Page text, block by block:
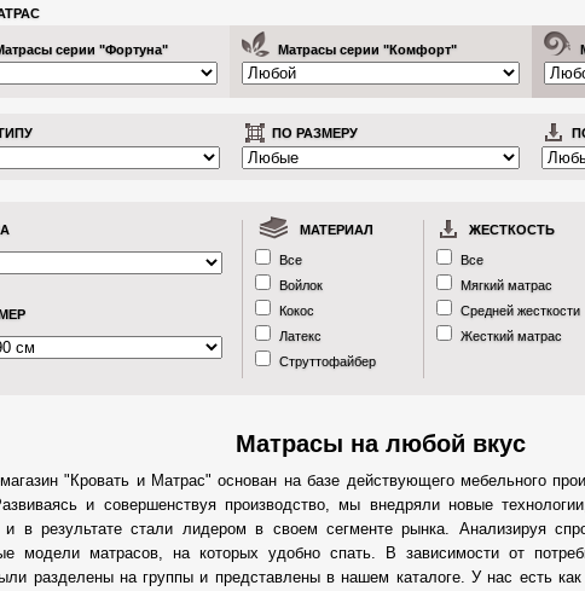
серии "Фортуна" Матрасы серии "Комфорт"
ПО РАЗМЕРУ
МАТЕРИАЛ
Все
Войлок
Кокос
Латекс
Струттофайбер
ЖЕСТКОСТЬ
Все
Мягкий матрас
Средней жесткости
Жесткий матрас
Матрасы на любой вкус
магазин "Кровать и Матрас" основан на базе действующего мебельного
и совершенствуя производство, мы внедряли новые
и в результате стали лидером в своем сегменте рынка. Анализируя
модели матрасов, на которых удобно спать. В зависимости от
разделены на группы и представлены в нашем каталоге. У нас есть